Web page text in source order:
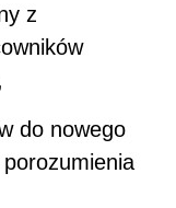
z
do nowego